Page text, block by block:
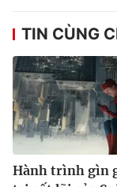
TIN CÙNG
Hành trình gìn